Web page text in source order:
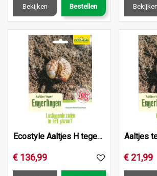
Bekijken Bestellen Bekijken
Ecostyle Aaltjes H tegen engerlingen 250 mln/500 m2
€ 136,99
Aaltjes
€ 21,99